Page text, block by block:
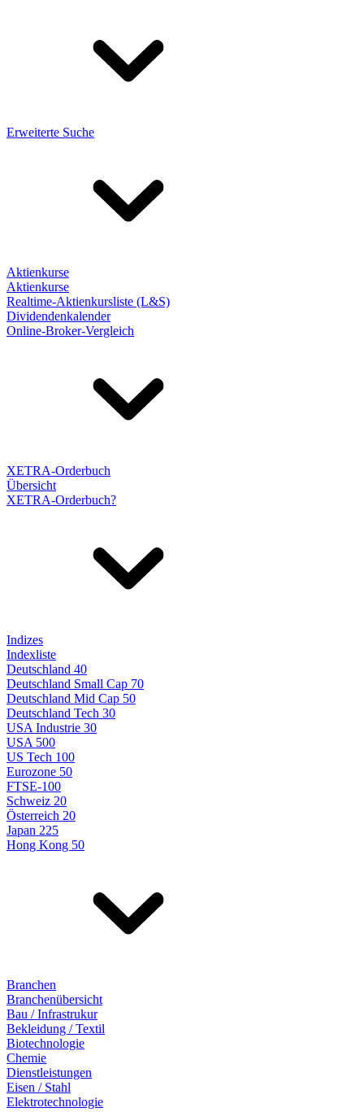
Erweiterte Suche
Aktienkurse
Aktienkurse
Realtime-Aktienkursliste (L&S)
Dividendenkalender
Online-Broker-Vergleich
XETRA-Orderbuch
Übersicht
XETRA-Orderbuch?
Indizes
Indexliste
Deutschland 40
Deutschland Small Cap 70
Deutschland Mid Cap 50
Deutschland Tech 30
USA Industrie 30
USA 500
US Tech 100
Eurozone 50
FTSE-100
Schweiz 20
Österreich 20
Japan 225
Hong Kong 50
Branchen
Branchenübersicht
Bau / Infrastrukur
Bekleidung / Textil
Biotechnologie
Chemie
Dienstleistungen
Eisen / Stahl
Elektrotechnologie